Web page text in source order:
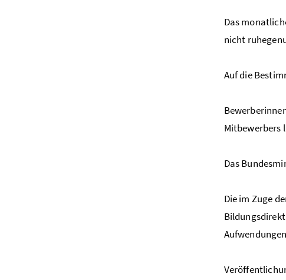
Das
nicht
Auf die
Mitbewerbers
Das
Die im Zuge